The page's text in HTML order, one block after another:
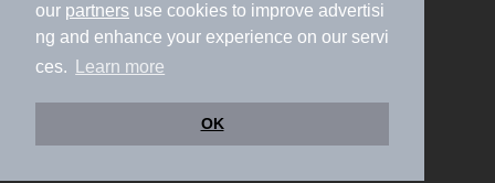
our partners use cookies to improve advertisi
ng and enhance your experience on our servi
ces.
Learn more
OK
利用規約
ライフスタイルMEMBERS+規約
特定商取引法に基づく表記
ヘルプ
採用情報
運営会社